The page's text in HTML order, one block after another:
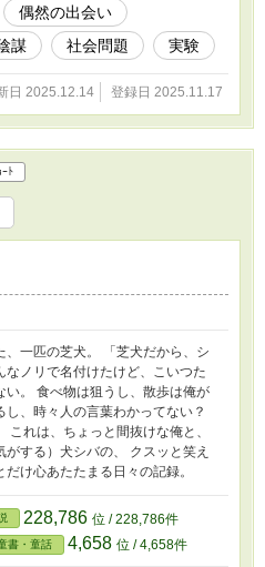
き、恋は“偽物”から“本物”へ変わ
二人が、 いつの間にか“人間同士
偶然の出会い
謀 社会問題 実験
日 2025.12.14 登録日 2025.11.17
ｰﾄ
、一匹の芝犬。 「芝犬だから、シ
ノリで名付けたけど、こいつた
い。 食べ物は狙うし、散歩は俺が
し、時々人の言葉わかってない？
これは、ちょっと間抜けな俺と、
がする）犬シバの、 クスッと笑え
だけ心あたたまる日々の記録。
228,786 位 / 228,786件
書・童話 4,658 位 / 4,658件